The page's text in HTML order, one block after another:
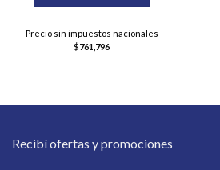
Precio sin impuestos nacionales
$761,796
Recibí ofertas y promociones